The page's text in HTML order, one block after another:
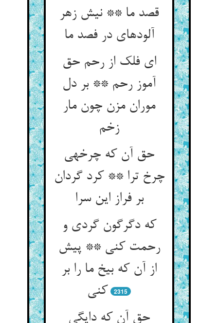
قصد ما ** نیش زهر
آلوده‏ای در فصد ما
ای فلک از رحم حق
آموز رحم ** بر دل
موران مزن چون مار
زخم‏
حق آن که چرخه‏ی
چرخ ترا ** کرد گردان
بر فراز این سرا
که دگرگون گردی و
رحمت کنی ** پیش
از آن که بیخ ما را بر
کنی‏
2315
حق آن که دایگی